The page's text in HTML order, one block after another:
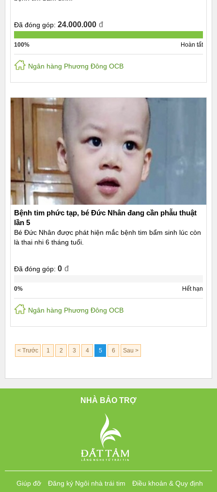
Đã đóng góp: 24.000.000 đ
100% Hoàn tất
Ngân hàng Phương Đông OCB
Bệnh tim phức tạp, bé Đức Nhân đang cần phẫu thuật
lần 5
Bé Đức Nhân được phát hiện mắc bệnh tim bẩm sinh lúc còn
là thai nhi 6 tháng tuổi.
Đã đóng góp: 0 đ
0% Hết hạn
Ngân hàng Phương Đông OCB
< Trước 1 2 3 4 5 6 Sau >
NHÀ BẢO TRỢ
Giúp đỡ Đăng ký Ngôi nhà trái tim Điều khoản & Quy định